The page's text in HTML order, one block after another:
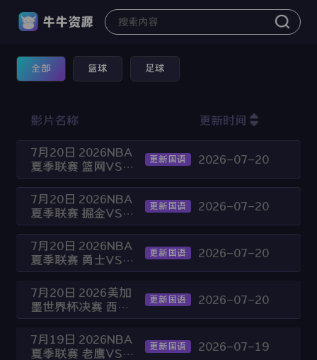
全部 篮球 足球
影片名称 更新时间
7月20日 2026NBA
夏季联赛 篮网VS雷
霆
更新国语 2026-07-20
7月20日 2026NBA
夏季联赛 掘金VS猛
龙
更新国语 2026-07-20
7月20日 2026NBA
夏季联赛 勇士VS灰
熊
更新国语 2026-07-20
7月20日 2026美加
墨世界杯决赛 西班
牙VS阿根廷
更新国语 2026-07-20
7月19日 2026NBA
夏季联赛 老鹰VS奇
更新国语 2026-07-19